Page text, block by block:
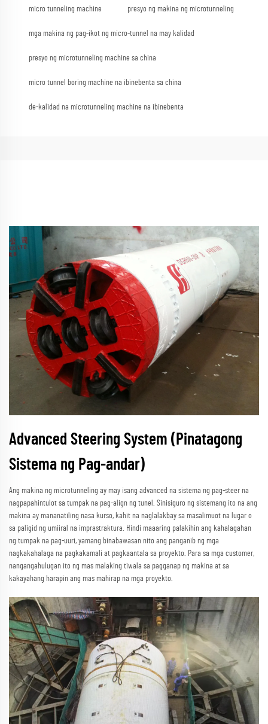
micro tunneling machine presyo ng makina ng microtunneling
mga makina ng pag-ikot ng micro-tunnel na may kalidad
presyo ng microtunneling machine sa china
micro tunnel boring machine na ibinebenta sa china
de-kalidad na microtunneling machine na ibinebenta
Advanced Steering System (Pinatagong
Sistema ng Pag-andar)
Ang makina ng microtunneling ay may isang advanced na sistema ng pag-steer na
nagpapahintulot sa tumpak na pag-align ng tunel. Sinisiguro ng sistemang ito na ang
makina ay mananatiling nasa kurso, kahit na naglalakbay sa masalimuot na lugar o
sa paligid ng umiiral na imprastraktura. Hindi maaaring palakihin ang kahalagahan
ng tumpak na pag-uuri, yamang binabawasan nito ang panganib ng mga
nagkakahalaga na pagkakamali at pagkaantala sa proyekto. Para sa mga customer,
nangangahulugan ito ng mas malaking tiwala sa pagganap ng makina at sa
kakayahang harapin ang mas mahirap na mga proyekto.